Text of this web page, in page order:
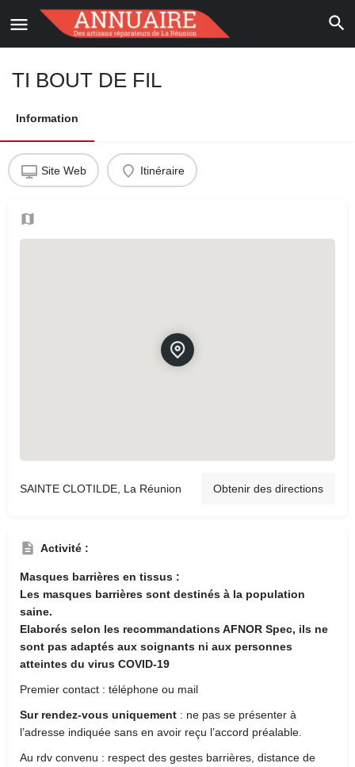
TI BOUT DE FIL
Information
Site Web Itinéraire
SAINTE CLOTILDE, La Réunion Obtenir des directions
Activité :
Masques barrières en tissus :
Les masques barrières sont destinés à la population
saine.
Elaborés selon les recommandations AFNOR Spec, ils ne
sont pas adaptés aux soignants ni aux personnes
atteintes du virus COVID-19
Premier contact : téléphone ou mail
Sur rendez-vous uniquement : ne pas se présenter à
l’adresse indiquée sans en avoir reçu l’accord préalable.
Au rdv convenu : respect des gestes barrières, distance de